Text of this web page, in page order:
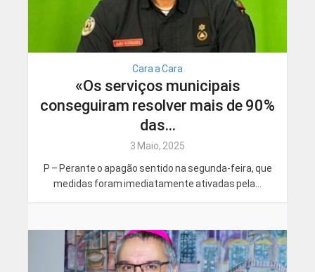
Cara a Cara
«Os serviços municipais
conseguiram resolver mais de 90%
das...
3 Maio, 2025
P – Perante o apagão sentido na segunda-feira, que
medidas foram imediatamente ativadas pela...